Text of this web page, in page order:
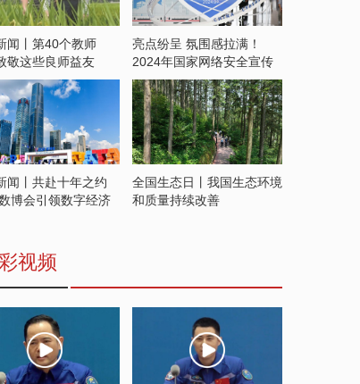
闻丨第40个教师
敬这些良师益友
亮点纷呈 氛围感拉满！
2024年国家网络安全宣传
周开启
闻丨共赴十年之约
博会引领数字经济
全国生态日丨我国生态环境
和质量持续改善
视频